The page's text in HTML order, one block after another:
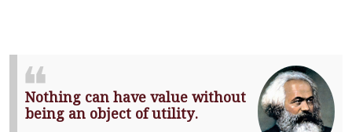
Nothing can have value without
being an object of utility.